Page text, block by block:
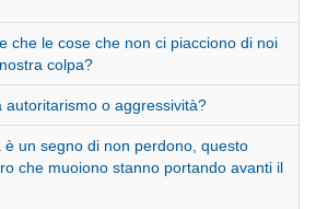
che le cose che non ci piacciono di noi
colpa?
autoritarismo o aggressività?
è un segno di non perdono, questo
che muoiono stanno portando avanti il